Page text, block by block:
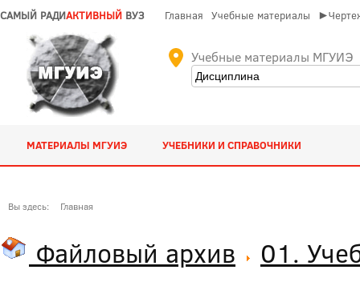
САМЫЙ РАДИАКТИВНЫЙ ВУЗ Главная Учебные материалы
Учебные материалы МГУИЭ
МАТЕРИАЛЫ МГУИЭ УЧЕБНИКИ И СПРАВОЧНИКИ
Вы здесь: Главная
Файловый архив 01.